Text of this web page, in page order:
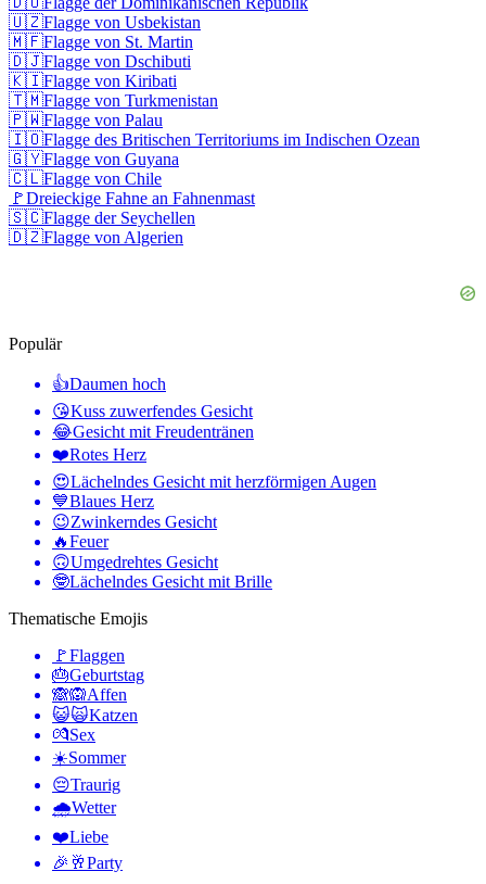
🇺🇿Flagge von Usbekistan
🇲🇫Flagge von St. Martin
🇩🇯Flagge von Dschibuti
🇰🇮Flagge von Kiribati
🇹🇲Flagge von Turkmenistan
🇵🇼Flagge von Palau
🇮🇴Flagge des Britischen Territoriums im Indischen Ozean
🇬🇾Flagge von Guyana
🇨🇱Flagge von Chile
🚩Dreieckige Fahne an Fahnenmast
🇸🇨Flagge der Seychellen
🇩🇿Flagge von Algerien
Populär
👍Daumen hoch
😘Kuss zuwerfendes Gesicht
😂Gesicht mit Freudentränen
❤️Rotes Herz
😍Lächelndes Gesicht mit herzförmigen Augen
💙Blaues Herz
😉Zwinkerndes Gesicht
🔥Feuer
🙃Umgedrehtes Gesicht
🤓Lächelndes Gesicht mit Brille
Thematische Emojis
🚩Flaggen
🎂Geburtstag
🙈🙉Affen
😺🙀Katzen
💏Sex
☀️Sommer
😔Traurig
🌧Wetter
❤️Liebe
🎉🥂Party